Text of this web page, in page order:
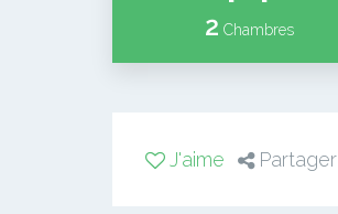
2 Chambres
J'aime Partager